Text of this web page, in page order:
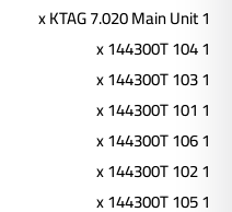
1 x KTAG 7.020 Main Unit
1 x 144300T 104
1 x 144300T 103
1 x 144300T 101
1 x 144300T 106
1 x 144300T 102
1 x 144300T 105